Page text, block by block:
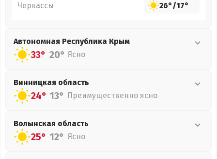
Черкассы 26°/17°
Автономная Республика Крым
33° 20° Ясно
Винницкая область
24° 13° Преимущественно ясно
Волынская область
25° 12° Ясно